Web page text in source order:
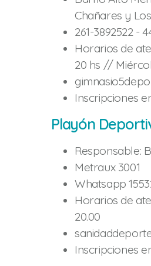
Chañares y
261-3892522 -
Horarios de
20 hs //
Inscripciones
Playón
Responsable:
Metraux 3001
Whatsapp
Horarios de
20.00
Inscripciones